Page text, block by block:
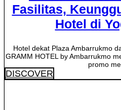
Fasilitas,
Hotel di
Hotel dekat Plaza Ambarrukmo
GRAMM HOTEL by Ambarrukmo
promo
DISCOVER